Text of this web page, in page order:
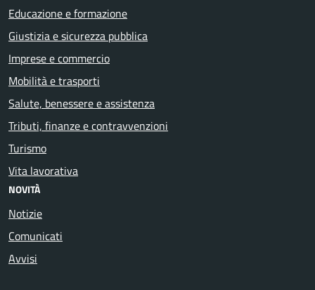
Educazione e formazione
Giustizia e sicurezza pubblica
Imprese e commercio
Mobilità e trasporti
Salute, benessere e assistenza
Tributi, finanze e contravvenzioni
Turismo
Vita lavorativa
NOVITÀ
Notizie
Comunicati
Avvisi